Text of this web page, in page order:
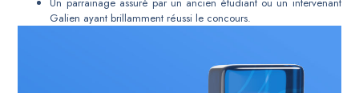
Galien ayant brillamment réussi le concours.